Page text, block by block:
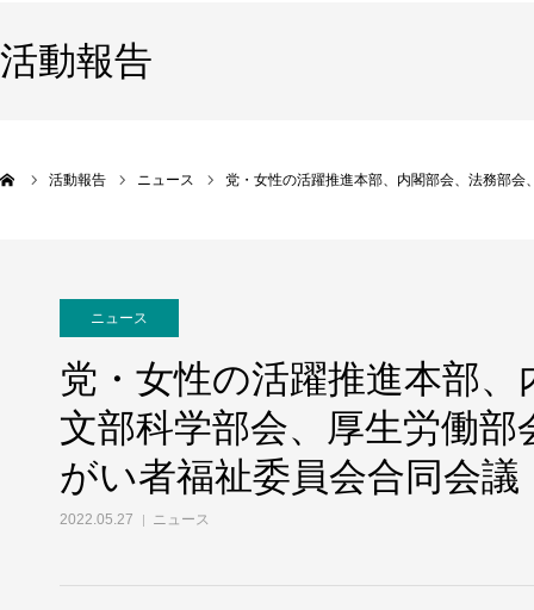
活動報告
活動報告 ニュース 党・女性の活躍推進本部、内閣部会、法務部
ニュース
党・女性の活躍推進本部
文部科学部会、厚生労働
がい者福祉委員会合同会議
2022.05.27 ニュース